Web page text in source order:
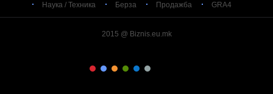
Наука / Техника Берза Продажба GRA4
2015 @ Biznis.eu.mk